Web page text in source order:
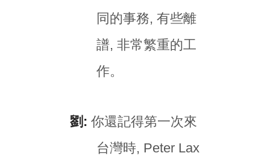
同的事務, 有些離
譜, 非常繁重的工
作。
劉: 你還記得第一次來
台灣時, Peter Lax